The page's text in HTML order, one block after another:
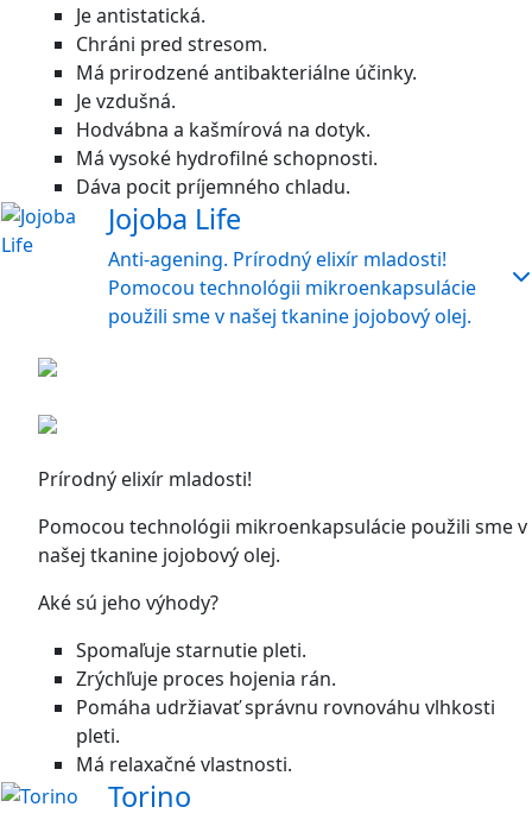
Je antistatická.
Chráni pred stresom.
Má prirodzené antibakteriálne účinky.
Je vzdušná.
Hodvábna a kašmírová na dotyk.
Má vysoké hydrofilné schopnosti.
Dáva pocit príjemného chladu.
Jojoba Life
Anti-agening. Prírodný elixír mladosti!
Pomocou technológii mikroenkapsulácie
použili sme v našej tkanine jojobový olej.
Prírodný elixír mladosti!
Pomocou technológii mikroenkapsulácie použili sme v
našej tkanine jojobový olej.
Aké sú jeho výhody?
Spomaľuje starnutie pleti.
Zrýchľuje proces hojenia rán.
Pomáha udržiavať správnu rovnováhu vlhkosti
pleti.
Má relaxačné vlastnosti.
Torino